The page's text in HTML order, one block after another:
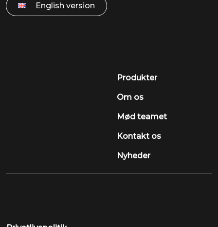
English version
Produkter
Om os
Mød teamet
Kontakt os
Nyheder